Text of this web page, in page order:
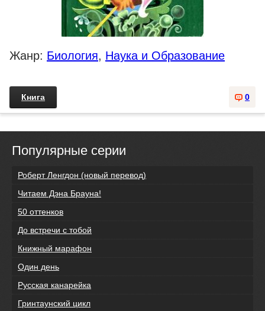
Жанр: Биология, Наука и Образование
0
Книга
Популярные серии
Роберт Ленгдон (новый перевод)
Читаем Дэна Брауна!
50 оттенков
До встречи с тобой
Книжный марафон
Один день
Русская канарейка
Гринтаунский цикл